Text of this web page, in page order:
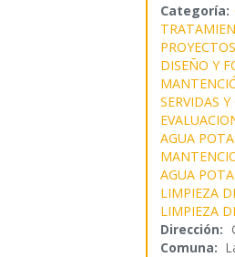
Categoría:
DISEÑO Y
SERVIDAS
AGUA
AGUA
LIMPIEZA
LIMPIEZA
Dirección:
Comuna: